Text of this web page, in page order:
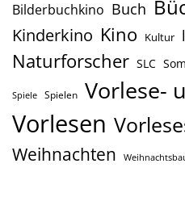
Bilderbuchkino Buch
Kinderkino Kino Kultur
Naturforscher SLC
Spiele Spielen Vorlese-
Vorlesen
Weihnachten